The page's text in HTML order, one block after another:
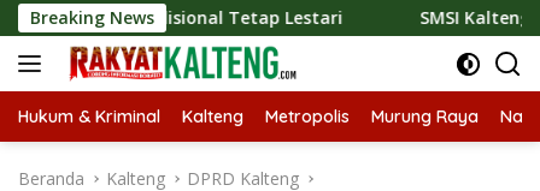
Langsung
ke
konten
Breaking News
Tradisional Tetap Lestari SMSI Kalteng dan Bidan
Hukum & Kriminal Kalteng Metropolis Murung Raya
Beranda Kalteng DPRD Kalteng